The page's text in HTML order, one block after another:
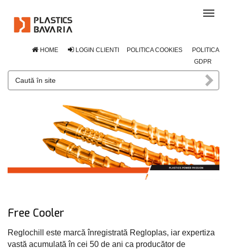
HOME LOGIN CLIENTI POLITICA COOKIES
POLITICA
GDPR
Free Cooler
Reglochill este marcă înregistrată Regloplas, iar expertiza
vastă acumulată în cei 50 de ani ca producător de